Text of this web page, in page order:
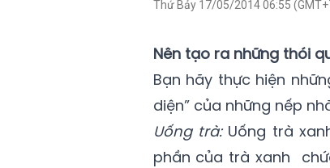
Thứ Bảy 17/05/2014 06:55
Nên tạo ra những thói
Bạn hãy thực hiện
diện” của những nếp
Uống trà: Uống trà
phần của trà xanh